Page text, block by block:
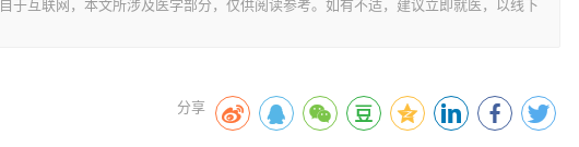
于互联网，本文所涉及医学部分，仅供阅读参考。如有不适，建议立即就医，以线下